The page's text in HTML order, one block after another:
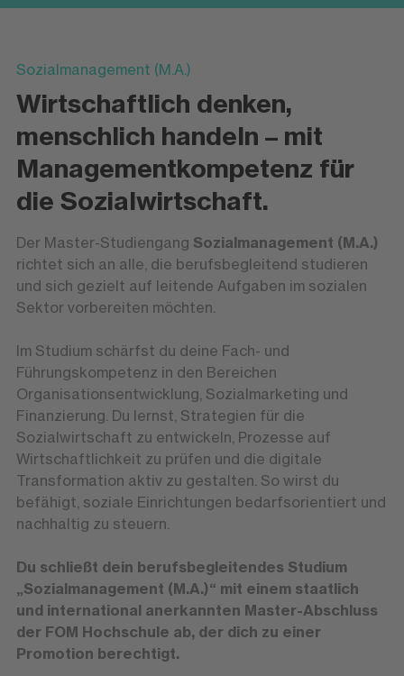
Sozialmanagement (M.A.)
Wirtschaftlich denken,
menschlich handeln – mit
Managementkompetenz für
die Sozialwirtschaft.
Der Master-Studiengang Sozialmanagement (M.A.)
richtet sich an alle, die berufsbegleitend studieren
und sich gezielt auf leitende Aufgaben im sozialen
Sektor vorbereiten möchten.
Im Studium schärfst du deine Fach- und
Führungskompetenz in den Bereichen
Organisationsentwicklung, Sozialmarketing und
Finanzierung. Du lernst, Strategien für die
Sozialwirtschaft zu entwickeln, Prozesse auf
Wirtschaftlichkeit zu prüfen und die digitale
Transformation aktiv zu gestalten. So wirst du
befähigt, soziale Einrichtungen bedarfsorientiert und
nachhaltig zu steuern.
Du schließt dein berufsbegleitendes Studium
„Sozialmanagement (M.A.)“ mit einem staatlich
und international anerkannten Master-Abschluss
der FOM Hochschule ab, der dich zu einer
Promotion berechtigt.